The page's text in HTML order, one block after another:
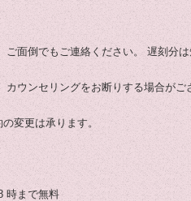
ご面倒でもご連絡ください。 遅刻分
ウンセリングをお断りする場合がご
変更は承ります。
まで無料